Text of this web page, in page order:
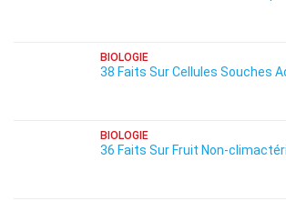
BIOLOGIE
38 Faits Sur Cellules Souches
BIOLOGIE
36 Faits Sur Fruit Non-